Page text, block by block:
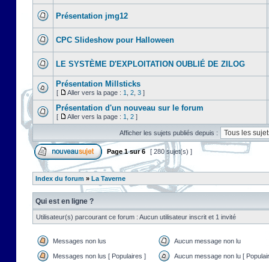
Présentation jmg12
CPC Slideshow pour Halloween
LE SYSTÈME D'EXPLOITATION OUBLIÉ DE ZILOG
Présentation Millsticks
[ Aller vers la page : 1 2 3 ]
Présentation d'un nouveau sur le forum
[ Aller vers la page : 1 2 ]
Afficher les sujets publiés depuis :
Page1sur6 [ 280 sujet(s) ]
Index du forum » La Taverne
Qui est en ligne ?
Utilisateur(s) parcourant ce forum : Aucun utilisateur inscrit et 1 invité
Messages non lus Aucun message non lu
Messages non lus [ Populaires ] Aucun message non lu [